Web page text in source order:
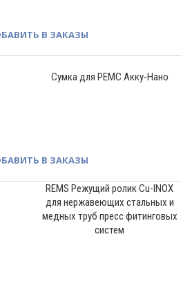
В ЗАКАЗЫ
Сумка для РЕМС Акку-Нано
В ЗАКАЗЫ
REMS Режущий ролик Cu-INOX
для нержавеющих стальных и
медных труб пресс фитинговых
систем